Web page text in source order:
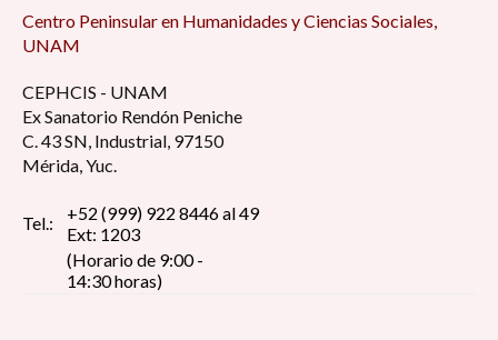
Centro Peninsular en Humanidades y Ciencias Sociales,
UNAM
CEPHCIS - UNAM
Ex Sanatorio Rendón Peniche
C. 43 SN, Industrial, 97150
Mérida, Yuc.
Tel.:
+52 (999) 922 8446 al 49
Ext: 1203
(Horario de 9:00 -
14:30 horas)